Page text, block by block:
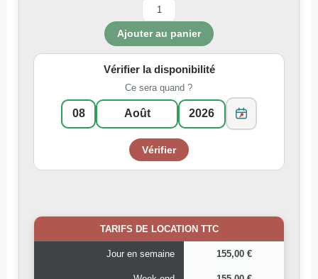
Vérifier la disponibilité
Ce sera quand ?
TARIFS DE LOCATION TTC
Jour en semaine 155,00 €